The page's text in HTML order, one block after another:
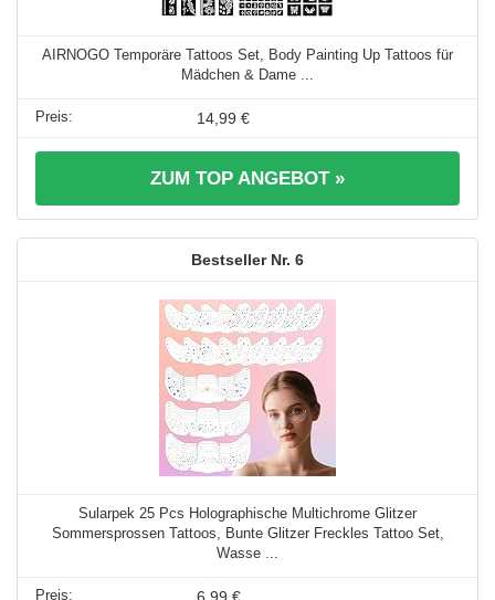
AIRNOGO Temporäre Tattoos Set, Body Painting Up Tattoos für
Mädchen & Dame ...
14,99 €
ZUM TOP ANGEBOT »
6
Sularpek 25 Pcs Holographische Multichrome Glitzer
Sommersprossen Tattoos, Bunte Glitzer Freckles Tattoo Set,
Wasse ...